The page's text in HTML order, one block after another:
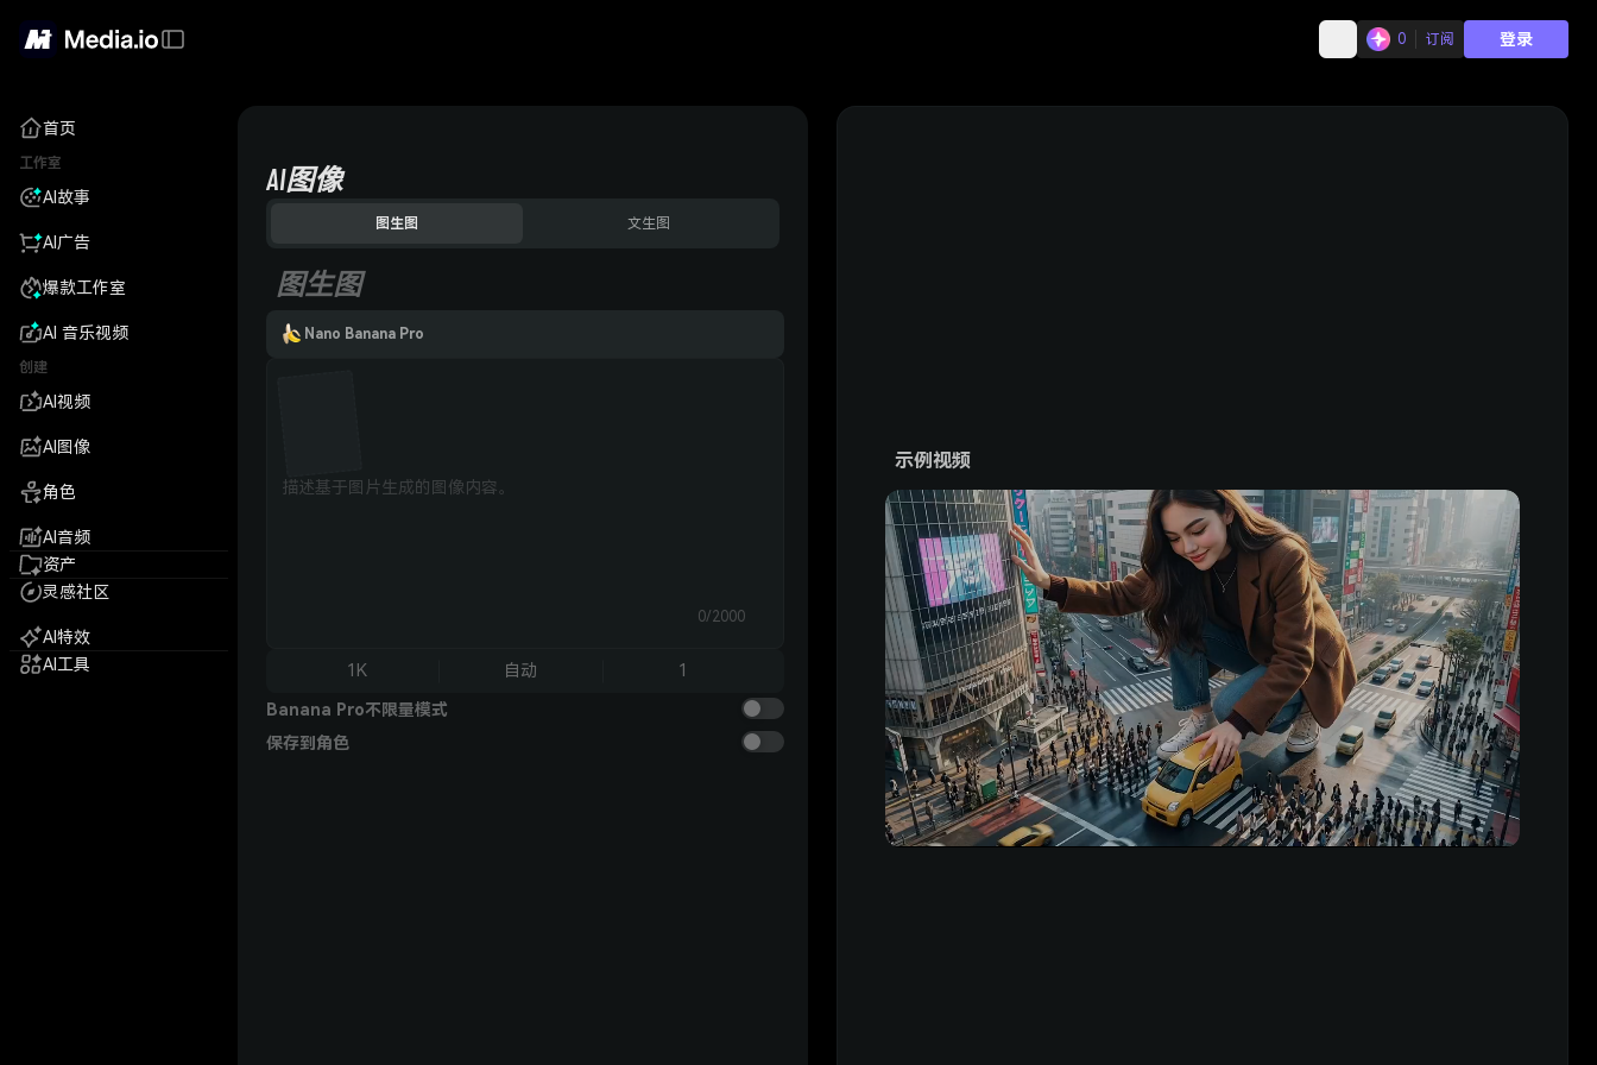
0 订阅 登录
首页
工作室
AI故事
AI广告
爆款工作室
AI 音乐视频
创建
AI视频
AI图像
角色
AI音频
资产
灵感社区
AI特效
AI工具
AI图像
图生图 文生图
图生图
Nano Banana Pro
0/2000
1K 自动 1
Banana Pro不限量模式
保存到角色
示例视频